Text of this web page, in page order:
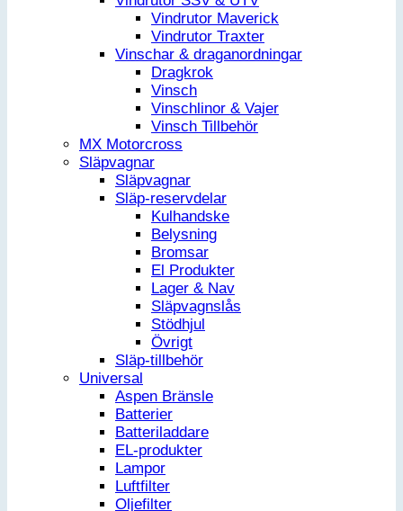
Vindrutor Maverick
Vindrutor Traxter
Vinschar & draganordningar
Dragkrok
Vinsch
Vinschlinor & Vajer
Vinsch Tillbehör
MX Motorcross
Släpvagnar
Släpvagnar
Släp-reservdelar
Kulhandske
Belysning
Bromsar
El Produkter
Lager & Nav
Släpvagnslås
Stödhjul
Övrigt
Släp-tillbehör
Universal
Aspen Bränsle
Batterier
Batteriladdare
EL-produkter
Lampor
Luftfilter
Oljefilter